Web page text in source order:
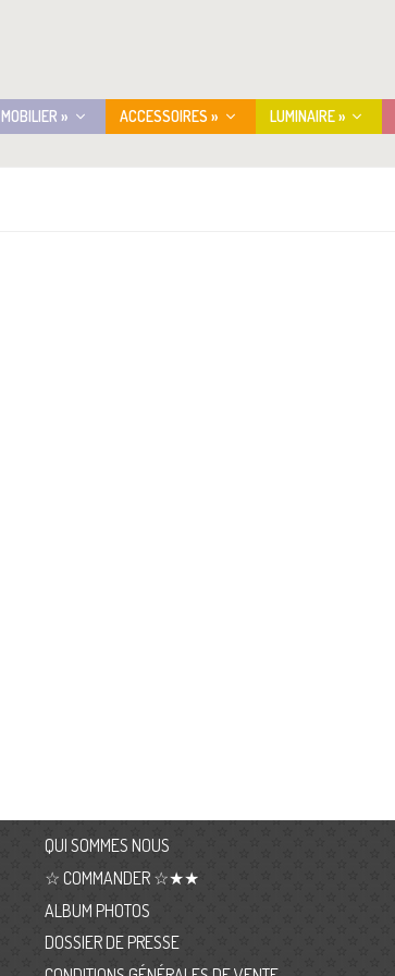
MOBILIER » ACCESSOIRES » LUMINAIRE »
QUI SOMMES NOUS
☆ COMMANDER ☆★★
ALBUM PHOTOS
DOSSIER DE PRESSE